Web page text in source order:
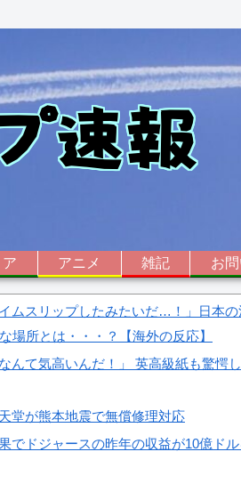
アニメ 雑記 お
ムスリップしたみたいだ…！」日本
場所とは・・・？【海外の反応】
んて気高いんだ！」 英高級紙も驚愕
堂が熊本地震で無償修理対応
でドジャースの昨年の収益が10億ド